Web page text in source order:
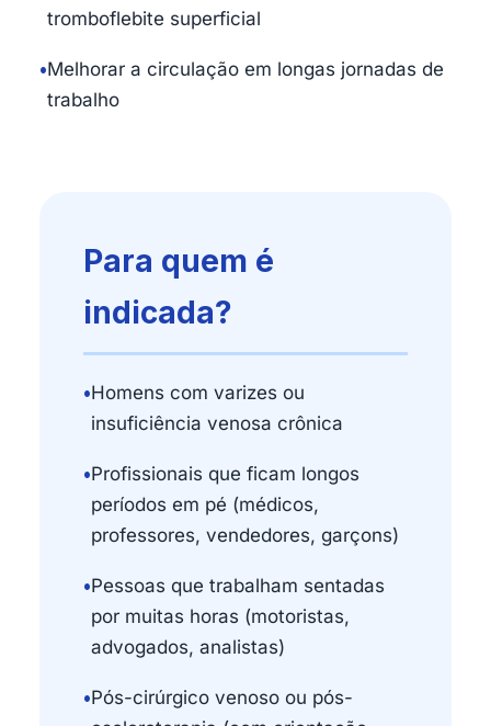
tromboflebite superficial
•Melhorar a circulação em longas jornadas de
trabalho
Para quem é
indicada?
•Homens com varizes ou
insuficiência venosa crônica
•Profissionais que ficam longos
períodos em pé (médicos,
professores, vendedores, garçons)
•Pessoas que trabalham sentadas
por muitas horas (motoristas,
advogados, analistas)
•Pós-cirúrgico venoso ou pós-